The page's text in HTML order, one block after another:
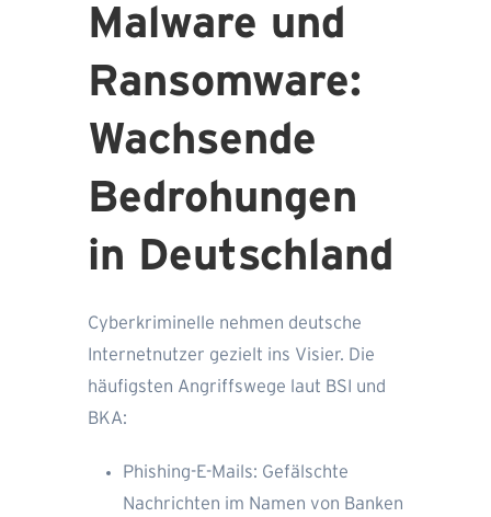
Malware und
Ransomware:
Wachsende
Bedrohungen
in Deutschland
Cyberkriminelle nehmen deutsche
Internetnutzer gezielt ins Visier. Die
häufigsten Angriffswege laut BSI und
BKA:
Phishing-E-Mails: Gefälschte
Nachrichten im Namen von Banken